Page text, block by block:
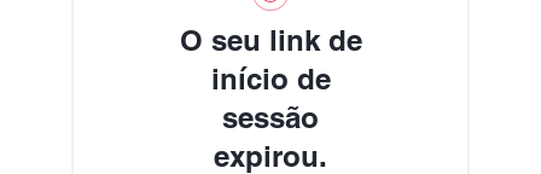
O seu link de
início de
sessão
expirou.